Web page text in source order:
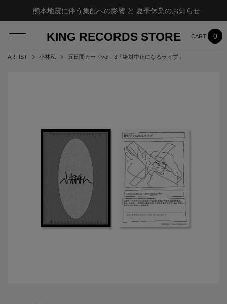
熊本地震に伴う集配への影響 と 夏季休業のお知らせ
KING RECORDS STORE 0
ARTIST 小林私 五日間カードvol．3「絶対中止になるライブ」